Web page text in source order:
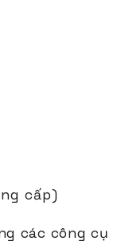
cấp)
các công cụ